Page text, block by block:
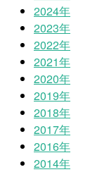
2024年
2023年
2022年
2021年
2020年
2019年
2018年
2017年
2016年
2014年